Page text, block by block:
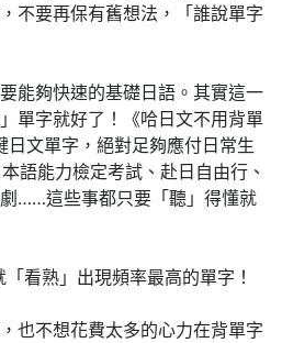
不要再保有舊想法，「誰說單字
能夠快速的基礎日語。其實這一
單字就好了！《哈日文不用背單
文單字，絕對足夠應付日常生
語能力檢定考試、赴日自由行、
……這些事都只要「聽」得懂就
看熟」出現頻率最高的單字！
也不想花費太多的心力在背單字